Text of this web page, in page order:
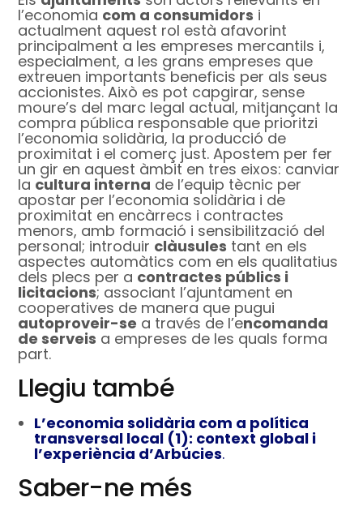
l’economia com a consumidors i
actualment aquest rol està afavorint
principalment a les empreses mercantils i,
especialment, a les grans empreses que
extreuen importants beneficis per als seus
accionistes. Això es pot capgirar, sense
moure’s del marc legal actual, mitjançant la
compra pública responsable que prioritzi
l’economia solidària, la producció de
proximitat i el comerç just. Apostem per fer
un gir en aquest àmbit en tres eixos: canviar
la cultura interna de l’equip tècnic per
apostar per l’economia solidària i de
proximitat en encàrrecs i contractes
menors, amb formació i sensibilització del
personal; introduir clàusules tant en els
aspectes automàtics com en els qualitatius
dels plecs per a contractes públics i
licitacions; associant l’ajuntament en
cooperatives de manera que pugui
autoproveir-se a través de l’encomanda
de serveis a empreses de les quals forma
part.
Llegiu també
L’economia solidària com a política
transversal local (1): context global i
l’experiència d’Arbúcies.
Saber-ne més